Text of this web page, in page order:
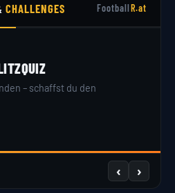
CHALLENGES FootballR.at
– schaffst du den
‹ ›